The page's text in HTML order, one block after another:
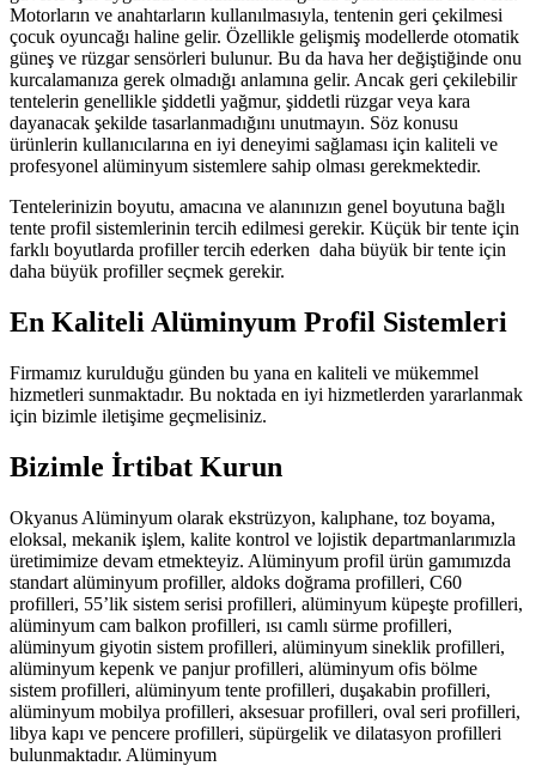
Motorların ve anahtarların kullanılmasıyla, tentenin geri çekilmesi
çocuk oyuncağı haline gelir. Özellikle gelişmiş modellerde otomatik
güneş ve rüzgar sensörleri bulunur. Bu da hava her değiştiğinde onu
kurcalamanıza gerek olmadığı anlamına gelir. Ancak geri çekilebilir
tentelerin genellikle şiddetli yağmur, şiddetli rüzgar veya kara
dayanacak şekilde tasarlanmadığını unutmayın. Söz konusu
ürünlerin kullanıcılarına en iyi deneyimi sağlaması için kaliteli ve
profesyonel alüminyum sistemlere sahip olması gerekmektedir.
Tentelerinizin boyutu, amacına ve alanınızın genel boyutuna bağlı
tente profil sistemlerinin tercih edilmesi gerekir. Küçük bir tente için
farklı boyutlarda profiller tercih ederken daha büyük bir tente için
daha büyük profiller seçmek gerekir.
En Kaliteli Alüminyum Profil Sistemleri
Firmamız kurulduğu günden bu yana en kaliteli ve mükemmel
hizmetleri sunmaktadır. Bu noktada en iyi hizmetlerden yararlanmak
için bizimle iletişime geçmelisiniz.
Bizimle İrtibat Kurun
Okyanus Alüminyum olarak ekstrüzyon, kalıphane, toz boyama,
eloksal, mekanik işlem, kalite kontrol ve lojistik departmanlarımızla
üretimimize devam etmekteyiz. Alüminyum profil ürün gamımızda
standart alüminyum profiller, aldoks doğrama profilleri, C60
profilleri, 55’lik sistem serisi profilleri, alüminyum küpeşte profilleri,
alüminyum cam balkon profilleri, ısı camlı sürme profilleri,
alüminyum giyotin sistem profilleri, alüminyum sineklik profilleri,
alüminyum kepenk ve panjur profilleri, alüminyum ofis bölme
sistem profilleri, alüminyum tente profilleri, duşakabin profilleri,
alüminyum mobilya profilleri, aksesuar profilleri, oval seri profilleri,
libya kapı ve pencere profilleri, süpürgelik ve dilatasyon profilleri
bulunmaktadır. Alüminyum